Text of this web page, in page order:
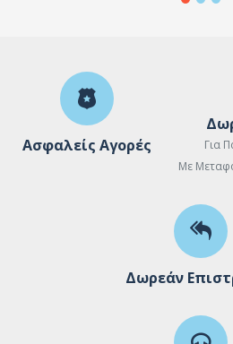
Ασφαλείς Αγορές
Για
Με
Δωρεάν